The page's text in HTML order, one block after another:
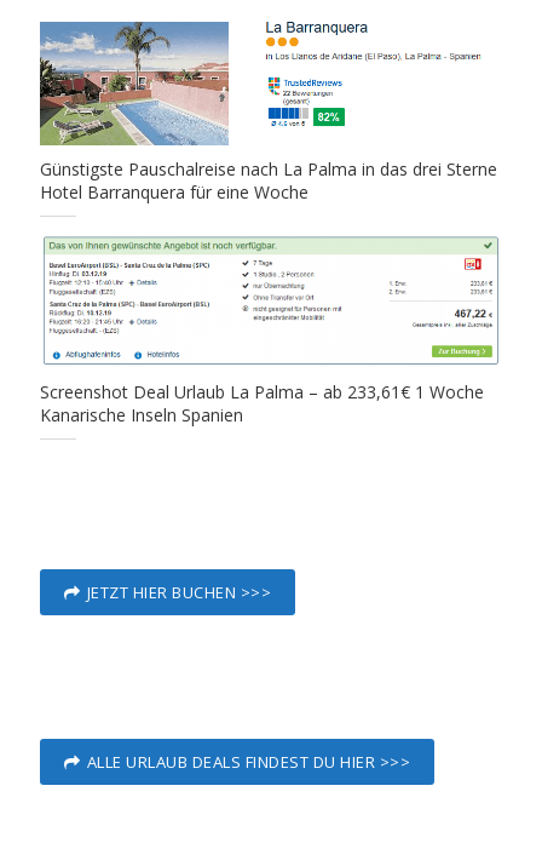
Günstigste Pauschalreise nach La Palma in das drei Sterne
Hotel Barranquera für eine Woche
Screenshot Deal Urlaub La Palma – ab 233,61€ 1 Woche
Kanarische Inseln Spanien
JETZT HIER BUCHEN >>>
ALLE URLAUB DEALS FINDEST DU HIER >>>